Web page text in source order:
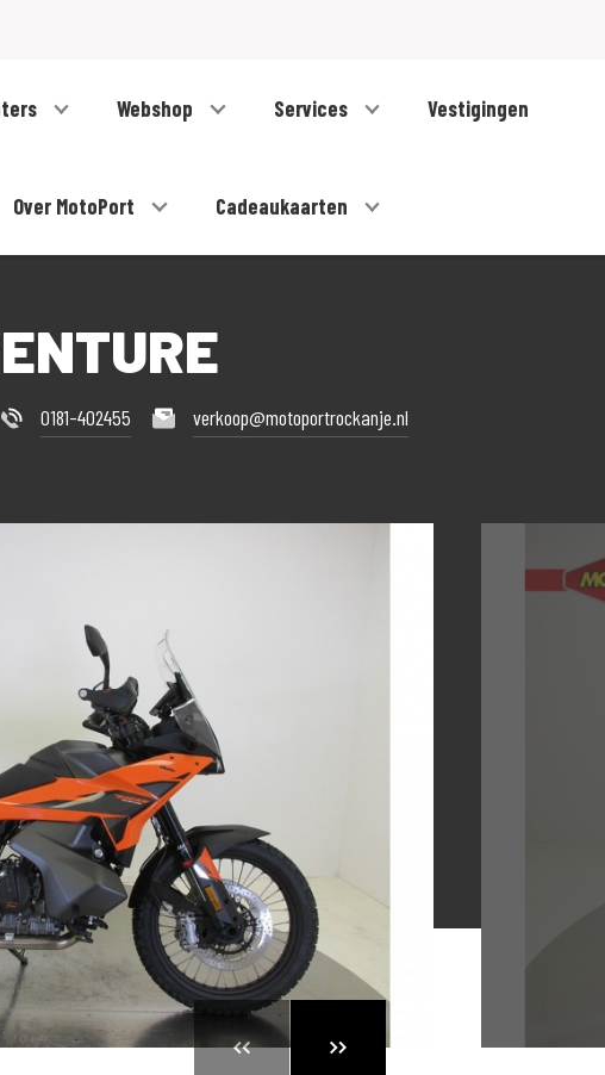
Webshop Services Vestigingen
Over MotoPort Cadeaukaarten
0181-402455 verkoop@motoportrockanje.nl